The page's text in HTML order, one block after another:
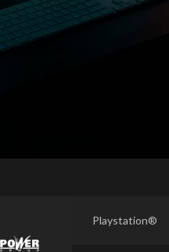
Playstation®